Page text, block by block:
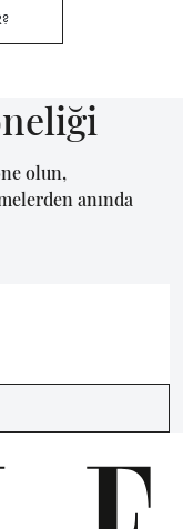
olun,
anında